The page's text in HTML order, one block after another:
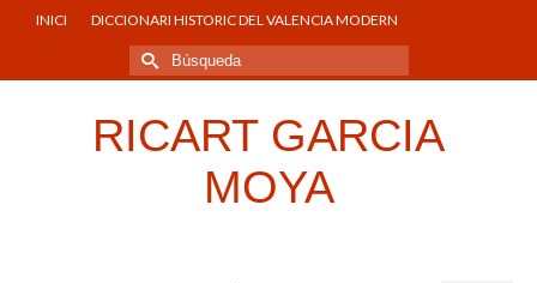
INICI DICCIONARI HISTORIC DEL VALENCIA MODERN
Buscar
por:
RICART GARCIA
MOYA